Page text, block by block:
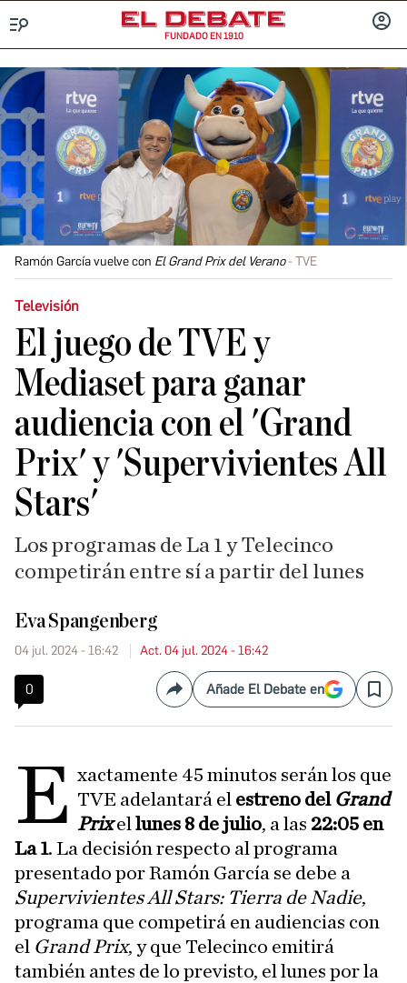
FUNDADO EN 1910
Ramón García vuelve con El Grand Prix del Verano TVE
Televisión
El juego de TVE y
Mediaset para ganar
audiencia con el 'Grand
Prix' y 'Supervivientes All
Stars'
Los programas de La 1 y Telecinco
competirán entre sí a partir del lunes
Eva Spangenberg
04 jul. 2024 - 16:42 Act. 04 jul. 2024 - 16:42
0 CompartirAñade El Debate en Save
E xactamente 45 minutos serán los que
TVE adelantará el estreno del Grand
Prixellunes 8 de julio, a las 22:05 en
La 1. La decisión respecto al programa
presentado por Ramón García se debe a
Supervivientes All Stars: Tierra de Nadie,
programa que competirá en audiencias con
el Grand Prix, y que Telecinco emitirá
también antes de lo previsto, el lunes por la